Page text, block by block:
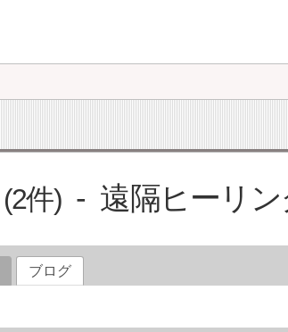
2 遠隔ヒーリ
ブログ